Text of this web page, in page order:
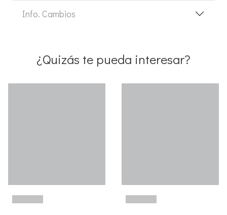
Info. Cambios
¿Quizás te pueda interesar?